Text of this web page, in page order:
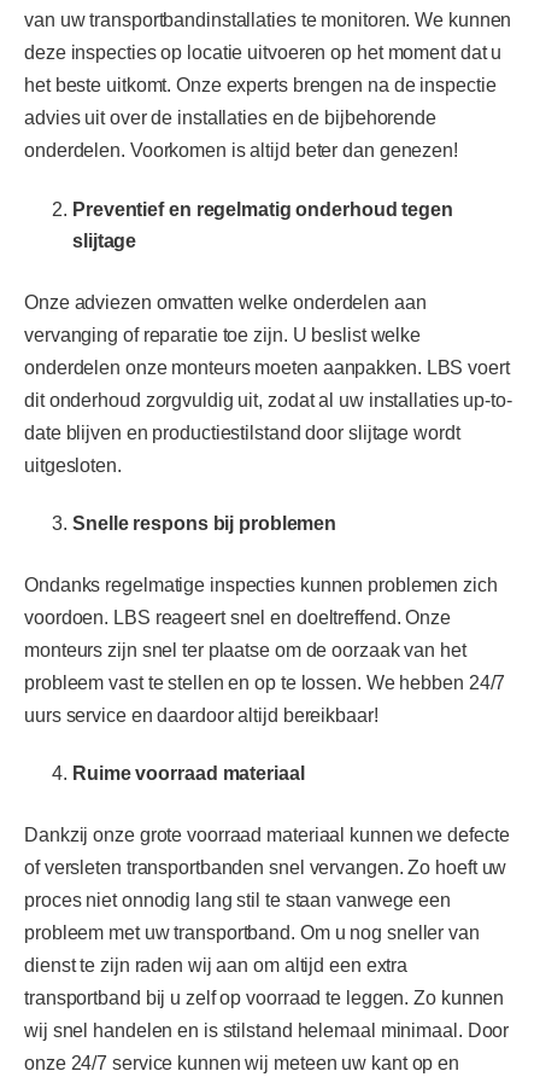
van uw transportbandinstallaties te monitoren. We kunnen
deze inspecties op locatie uitvoeren op het moment dat u
het beste uitkomt. Onze experts brengen na de inspectie
advies uit over de installaties en de bijbehorende
onderdelen. Voorkomen is altijd beter dan genezen!
Preventief en regelmatig onderhoud tegen
slijtage
Onze adviezen omvatten welke onderdelen aan
vervanging of reparatie toe zijn. U beslist welke
onderdelen onze monteurs moeten aanpakken. LBS voert
dit onderhoud zorgvuldig uit, zodat al uw installaties up-to-
date blijven en productiestilstand door slijtage wordt
uitgesloten.
Snelle respons bij problemen
Ondanks regelmatige inspecties kunnen problemen zich
voordoen. LBS reageert snel en doeltreffend. Onze
monteurs zijn snel ter plaatse om de oorzaak van het
probleem vast te stellen en op te lossen. We hebben 24/7
uurs service en daardoor altijd bereikbaar!
Ruime voorraad materiaal
Dankzij onze grote voorraad materiaal kunnen we defecte
of versleten transportbanden snel vervangen. Zo hoeft uw
proces niet onnodig lang stil te staan vanwege een
probleem met uw transportband. Om u nog sneller van
dienst te zijn raden wij aan om altijd een extra
transportband bij u zelf op voorraad te leggen. Zo kunnen
wij snel handelen en is stilstand helemaal minimaal. Door
onze 24/7 service kunnen wij meteen uw kant op en